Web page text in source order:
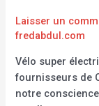
Laisser un
fredabdul.com
Vélo super
fournisseurs de
notre